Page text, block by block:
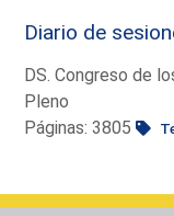
Diario de
DS. Congreso de
Pleno
Páginas: 3805